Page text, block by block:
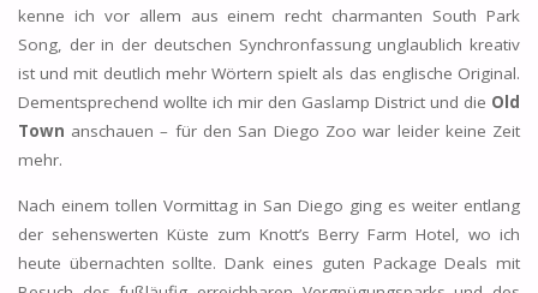
kenne ich vor allem aus einem recht charmanten South Park
Song, der in der deutschen Synchronfassung unglaublich kreativ
ist und mit deutlich mehr Wörtern spielt als das englische Original.
Dementsprechend wollte ich mir den Gaslamp District und die Old
Town anschauen – für den San Diego Zoo war leider keine Zeit
mehr.
Nach einem tollen Vormittag in San Diego ging es weiter entlang
der sehenswerten Küste zum Knott’s Berry Farm Hotel, wo ich
heute übernachten sollte. Dank eines guten Package Deals mit